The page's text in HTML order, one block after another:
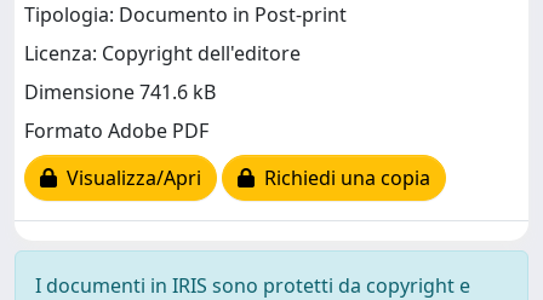
Tipologia: Documento in Post-print
Licenza: Copyright dell'editore
Dimensione 741.6 kB
Formato Adobe PDF
Visualizza/Apri
Richiedi una copia
I documenti in IRIS sono protetti da copyright e